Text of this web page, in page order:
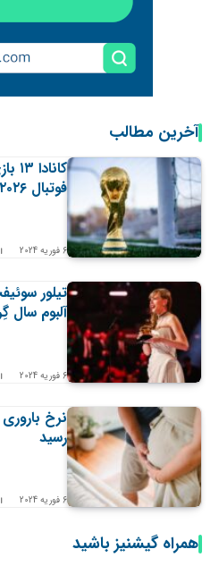
آخرین مطالب
فوتبال ۲۰۲۶ میزبان خواهد کرد
6 فوریه 2024
تیلور
آلبوم سال
6 فوریه 2024
نرخ
رسید
6 فوریه 2024
همراه گیشنیز باشید